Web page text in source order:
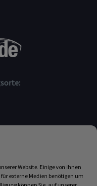
Website. Einige von ihnen
externe Medien benötigen um